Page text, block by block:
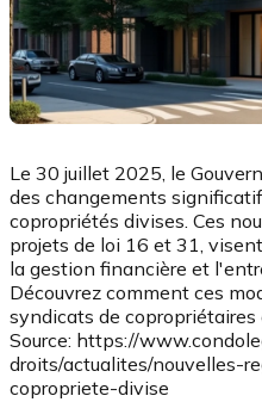
Le 30 juillet 2025, le
des changements
copropriétés divises. Ces
projets de loi 16 et 31,
la gestion financière et
Découvrez comment ces
syndicats de
Source: https://
droits/actualites/nouvelles-
copropriete-divise